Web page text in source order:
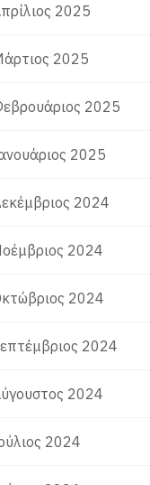
2025
2025
2025
2025
2024
2024
2024
2024
2024
2024